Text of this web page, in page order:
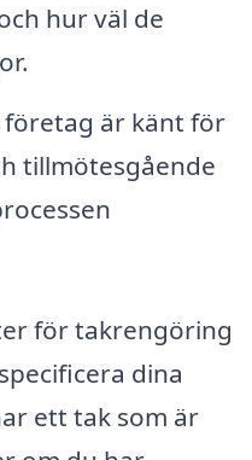
hur väl de
företag är känt för
tillmötesgående
för takrengöring
dina
ett tak som är